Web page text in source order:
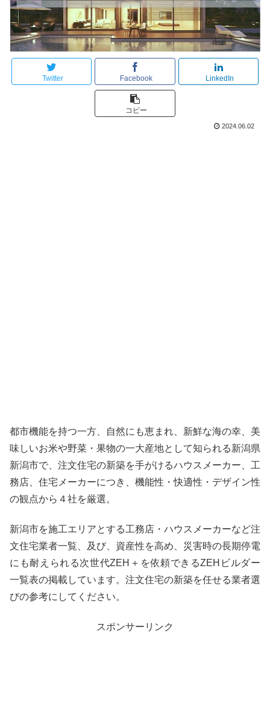
Twitter Facebook LinkedIn
コピー
2024.06.02
都市機能を持つ一方、自然にも恵まれ、新鮮な海の幸、美
味しいお米や野菜・果物の一大産地として知られる新潟県
新潟市で、注文住宅の新築を手がけるハウスメーカー、工
務店、住宅メーカーにつき、機能性・快適性・デザイン性
の観点から４社を厳選。
新潟市を施工エリアとする工務店・ハウスメーカーなど注
文住宅業者一覧、及び、資産性を高め、災害時の長期停電
にも耐えられる次世代ZEH＋を依頼できるZEHビルダー
一覧表の掲載しています。注文住宅の新築を任せる業者選
びの参考にしてください。
スポンサーリンク